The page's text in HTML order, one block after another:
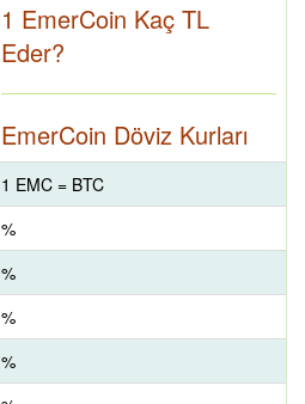
1 EmerCoin Kaç TL
Eder?
EmerCoin Döviz Kurları
1 EMC = BTC
%
%
%
%